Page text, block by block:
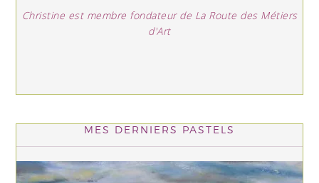
Christine est membre fondateur de La Route des Métiers
d'Art
MES DERNIERS PASTELS